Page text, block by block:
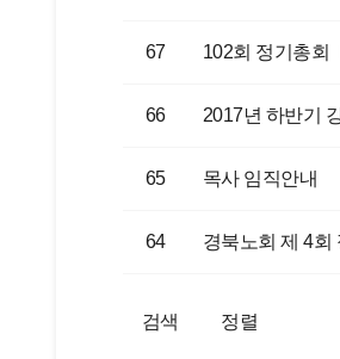
67 102회 정기총회
66 2017년 하반기
65 목사 임직안내
64 경북노회 제 4회
검색 정렬